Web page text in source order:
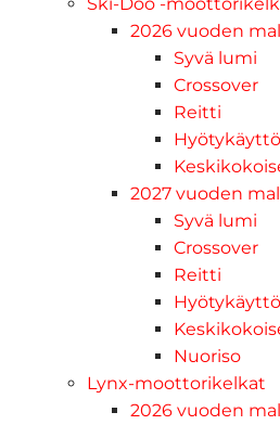
2026 vuoden
Syvä lumi
Crossover
Reitti
Hyötykäyttö
2027 vuoden
Syvä lumi
Crossover
Reitti
Hyötykäyttö
Nuoriso
Lynx-moottorikelkat
2026 vuoden